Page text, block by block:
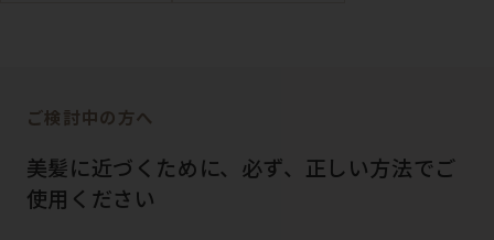
ご検討中の方へ
美髪に近づくために、必ず、正しい方法でご
使用ください